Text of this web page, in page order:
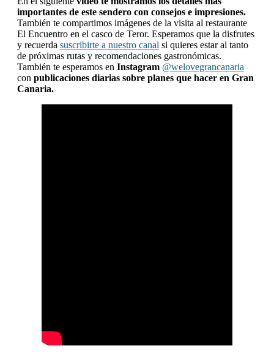
importantes de este sendero con consejos e impresiones.
También te compartimos imágenes de la visita al restaurante
El Encuentro en el casco de Teror. Esperamos que la disfrutes
y recuerda suscribirte a nuestro canal si quieres estar al tanto
de próximas rutas y recomendaciones gastronómicas.
También te esperamos en Instagram @welovegrancanaria
con publicaciones diarias sobre planes que hacer en Gran
Canaria.